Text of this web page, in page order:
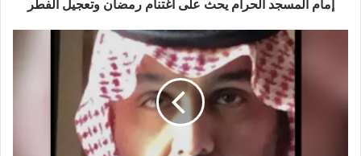
إمام المسجد الحرام يحث على اغتنام رمضان وتعجيل الفطر